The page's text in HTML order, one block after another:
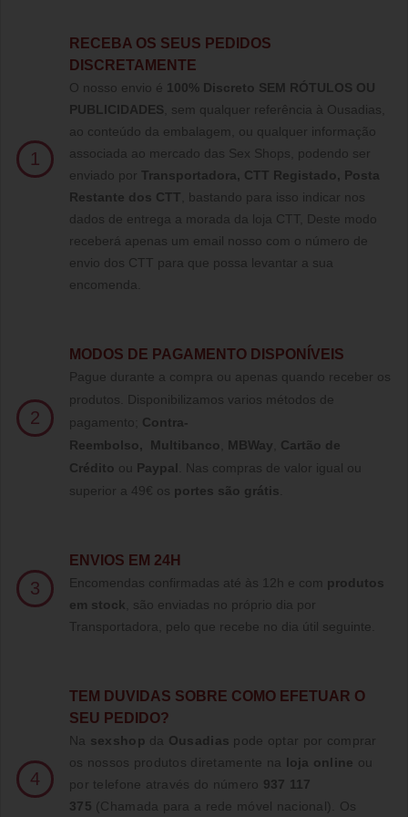
1
RECEBA OS SEUS PEDIDOS
DISCRETAMENTE
O nosso envio é 100% Discreto SEM RÓTULOS OU
PUBLICIDADES , sem qualquer referência à Ousadias,
ao conteúdo da embalagem, ou qualquer informação
associada ao mercado das Sex Shops, podendo ser
enviado por Transportadora, CTT Registado, Posta
Restante dos CTT , bastando para isso indicar nos
dados de entrega a morada da loja CTT, Deste modo
receberá apenas um email nosso com o número de
envio dos CTT para que possa levantar a sua
encomenda.
2
MODOS DE PAGAMENTO DISPONÍVEIS
Pague durante a compra ou apenas quando receber os
produtos. Disponibilizamos varios métodos de
pagamento; Contra-
Reembolso, Multibanco MBWay
Cartão de
Crédito ou Paypal
Nas compras de valor igual ou
superior a 49€ os portes são grátis
3
ENVIOS EM 24H
Encomendas confirmadas até às 12h e com produtos
em stock , são enviadas no próprio dia por
Transportadora, pelo que recebe no dia útil seguinte.
4
TE M DUVIDAS SOBRE COMO EFETUAR O
SEU PEDIDO?
Na sexshop da Ousadias pode optar por comprar
os nossos produtos diretamente na loja online ou
por telefone através do número 937 117
375 (Chamada para a rede móvel nacional)
. Os